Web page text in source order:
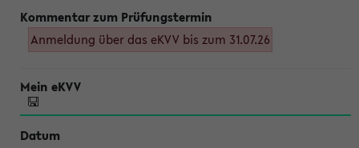
Anmeldung über das eKVV bis zum 31.07.26